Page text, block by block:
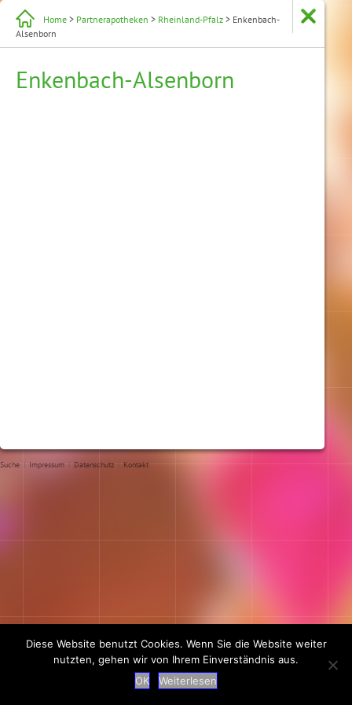
Home > Partnerapotheken > Rheinland-Pfalz > Enkenbach-
Alsenborn
Enkenbach-Alsenborn
Suche | Impressum | Datenschutz | Kontakt
Diese Website benutzt Cookies. Wenn Sie die Website weiter
nutzten, gehen wir von Ihrem Einverständnis aus.
OK
Weiterlesen